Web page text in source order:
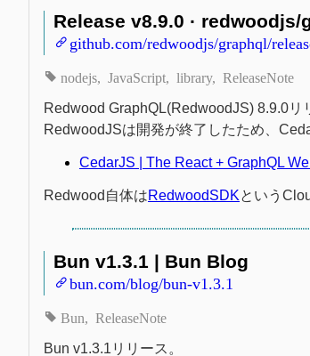
Release v8.9.0 · redwoodjs/
github.com/redwoodjs/graphql/
nodejs JavaScript library ReleaseNote
Redwood GraphQL(RedwoodJS) 8.9.0リ
RedwoodJSは開発が終了したため、
CedarJS | The React + GraphQL
Redwood自体はRedwoodSDKという
Bun v1.3.1 | Bun Blog
bun.com/blog/bun-v1.3.1
Bun ReleaseNote
Bun v1.3.1リリース。